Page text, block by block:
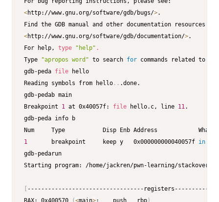
<http://www.gnu.org/software/gdb/bugs/>.
<http://www.gnu.org/software/gdb/documentation/>.
For help, type "help" .
Type
"apropos word" to search for commands related to
gdb-peda file hello
Reading symbols from hello .. .done.
gdb-pedab main
Breakpoint 1 at 0x40057f: file hello.c, line 11 .
gdb-peda info b
1
       breakpoint     keep y   0x000000000040057f
in
gdb-pedarun
Starting program: /home/jackren/pwn-learning/
[ ----------------------------------
RAX: 0x400570
(<main>:    push   rbp)